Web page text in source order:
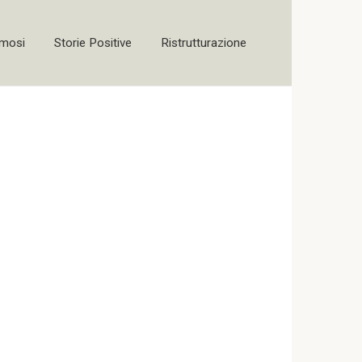
Storie Positive Ristrutturazione